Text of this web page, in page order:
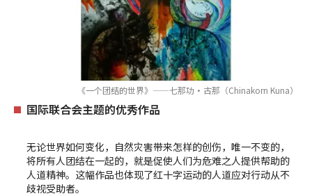
《一个团结的世界》——七那功·古那（Chinakorn Kuna）
国际联合会主题的优秀作品
无论世界如何变化，自然灾害带来怎样的创伤，唯一不变的，
将所有人团结在一起的，就是促使人们为危难之人提供帮助的
人道精神。这幅作品也体现了红十字运动的人道应对行动从不
歧视受助者。